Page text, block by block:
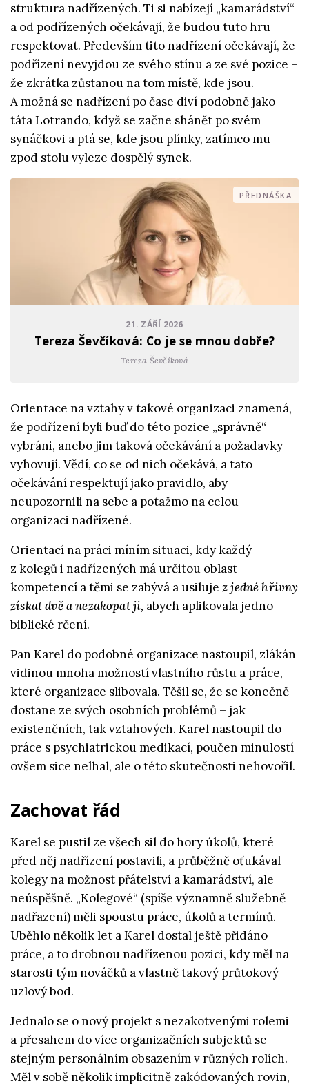
struktura nadřízených. Ti si nabízejí „kamarádství“
a od podřízených očekávají, že budou tuto hru
respektovat. Především tito nadřízení očekávají, že
podřízení nevyjdou ze svého stínu a ze své pozice –
že zkrátka zůstanou na tom místě, kde jsou.
A možná se nadřízení po čase diví podobně jako
táta Lotrando, když se začne shánět po svém
synáčkovi a ptá se, kde jsou plínky, zatímco mu
zpod stolu vyleze dospělý synek.
PŘEDNÁŠKA
21. ZÁŘÍ 2026
Tereza Ševčíková: Co je se mnou dobře?
Tereza Ševčíková
Orientace na vztahy v takové organizaci znamená,
že podřízení byli buď do této pozice „správně“
vybráni, anebo jim taková očekávání a požadavky
vyhovují. Vědí, co se od nich očekává, a tato
očekávání respektují jako pravidlo, aby
neupozornili na sebe a potažmo na celou
organizaci nadřízené.
Orientací na práci míním situaci, kdy každý
z kolegů i nadřízených má určitou oblast
kompetencí a těmi se zabývá a usiluje z jedné hřivny
získat dvě a nezakopat ji, abych aplikovala jedno
biblické rčení.
Pan Karel do podobné organizace nastoupil, zlákán
vidinou mnoha možností vlastního růstu a práce,
které organizace slibovala. Těšil se, že se konečně
dostane ze svých osobních problémů – jak
existenčních, tak vztahových. Karel nastoupil do
práce s psychiatrickou medikací, poučen minulostí
ovšem sice nelhal, ale o této skutečnosti nehovořil.
Zachovat řád
Karel se pustil ze všech sil do hory úkolů, které
před něj nadřízení postavili, a průběžně oťukával
kolegy na možnost přátelství a kamarádství, ale
neúspěšně. „Kolegové“ (spíše významně služebně
nadřazení) měli spoustu práce, úkolů a termínů.
Uběhlo několik let a Karel dostal ještě přidáno
práce, a to drobnou nadřízenou pozici, kdy měl na
starosti tým nováčků a vlastně takový průtokový
uzlový bod.
Jednalo se o nový projekt s nezakotvenými rolemi
a přesahem do více organizačních subjektů se
stejným personálním obsazením v různých rolích.
Měl v sobě několik implicitně zakódovaných rovin,